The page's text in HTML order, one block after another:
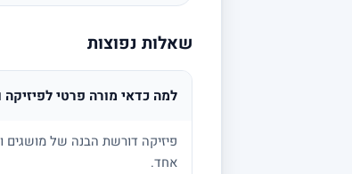
שאלות נפוצות
למה כדאי מורה פרטי לפיזיקה
פיזיקה דורשת הבנה של מושגים
אחד.